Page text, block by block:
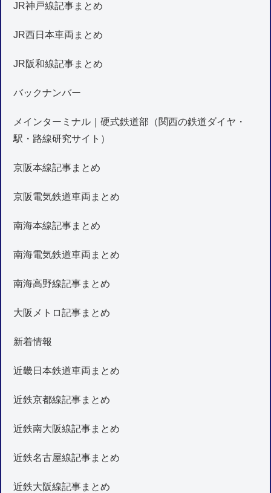
JR神戸線記事まとめ
JR西日本車両まとめ
JR阪和線記事まとめ
バックナンバー
メインターミナル｜硬式鉄道部（関西の鉄道ダイヤ・
駅・路線研究サイト）
京阪本線記事まとめ
京阪電気鉄道車両まとめ
南海本線記事まとめ
南海電気鉄道車両まとめ
南海高野線記事まとめ
大阪メトロ記事まとめ
新着情報
近畿日本鉄道車両まとめ
近鉄京都線記事まとめ
近鉄南大阪線記事まとめ
近鉄名古屋線記事まとめ
近鉄大阪線記事まとめ